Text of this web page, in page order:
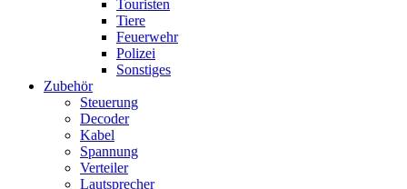
Touristen
Tiere
Feuerwehr
Polizei
Sonstiges
Zubehör
Steuerung
Decoder
Kabel
Spannung
Verteiler
Lautsprecher